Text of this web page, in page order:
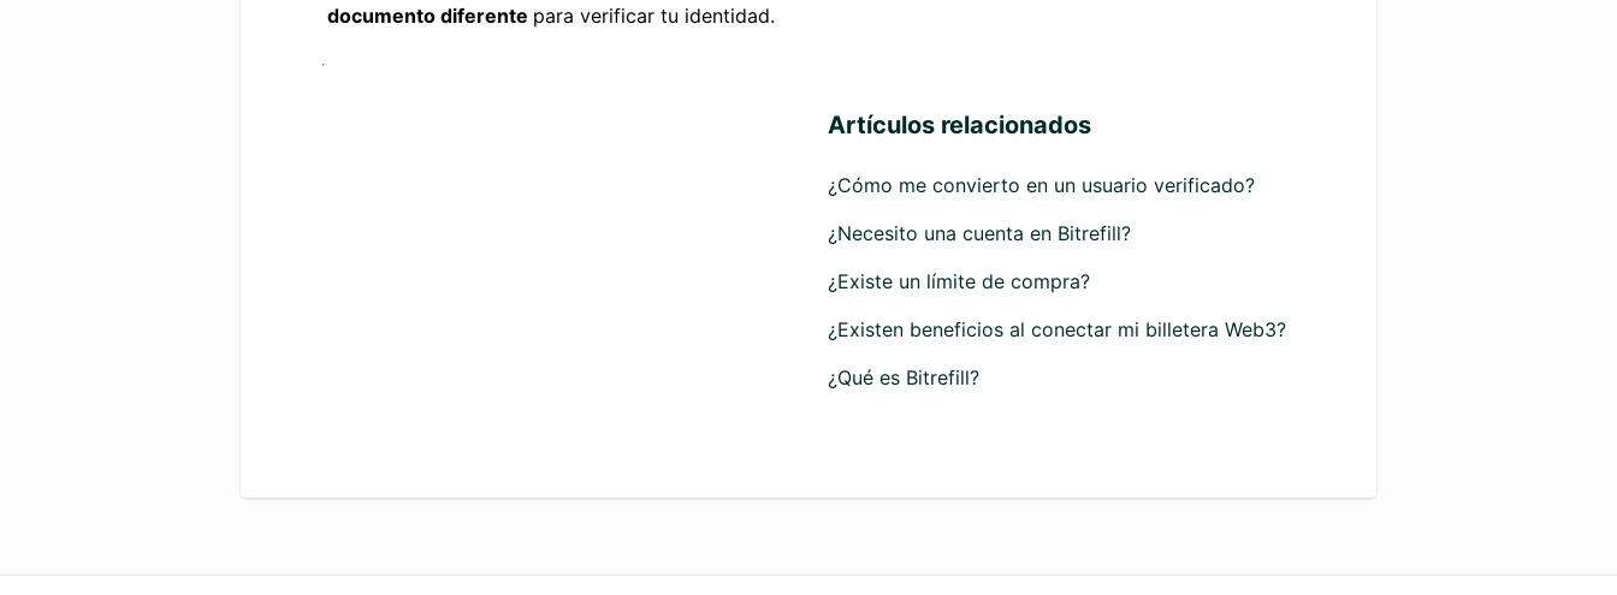
documento diferente para verificar tu identidad.
Artículos relacionados
¿Cómo me convierto en un usuario verificado?
¿Necesito una cuenta en Bitrefill?
¿Existe un límite de compra?
¿Existen beneficios al conectar mi billetera Web3?
¿Qué es Bitrefill?